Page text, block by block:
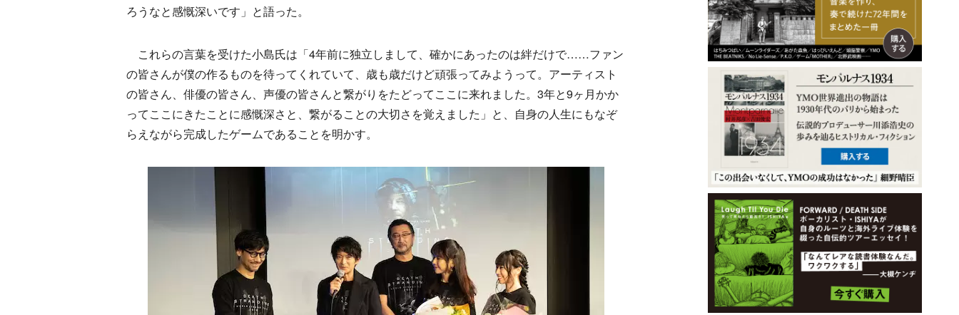
ろうなと感慨深いです」と語った。
これらの言葉を受けた小島氏は「4年前に独立しまして、確かにあったのは絆だけで……ファン
の皆さんが僕の作るものを待ってくれていて、歳も歳だけど頑張ってみようって。アーティスト
の皆さん、俳優の皆さん、声優の皆さんと繋がりをたどってここに来れました。3年と9ヶ月かか
ってここにきたことに感慨深さと、繋がることの大切さを覚えました」と、自身の人生にもなぞ
らえながら完成したゲームであることを明かす。